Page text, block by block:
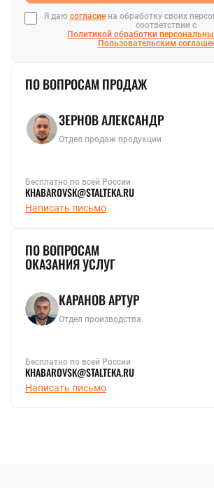
Я даю согласиена обработку своих
соответствии с
Политикой обработки
Пользовательским
ПО ВОПРОСАМ ПРОДАЖ
ЗЕРНОВ АЛЕКСАНДР
Отдел продаж продукции
Бесплатно по всей России
KHABAROVSK@STALTEKA.RU
Написать письмо
ПО ВОПРОСАМ
ОКАЗАНИЯ УСЛУГ
КАРАНОВ АРТУР
Отдел производства
Бесплатно по всей России
KHABAROVSK@STALTEKA.RU
Написать письмо